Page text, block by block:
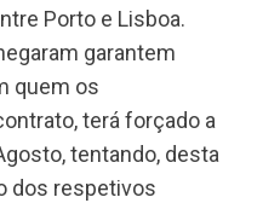
Porto e Lisboa.
garantem
quem os
terá forçado a
tentando, desta
dos respetivos